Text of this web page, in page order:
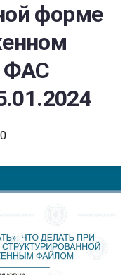
форме
ФАС
0